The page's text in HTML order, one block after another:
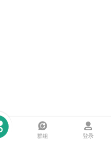
群组 登录